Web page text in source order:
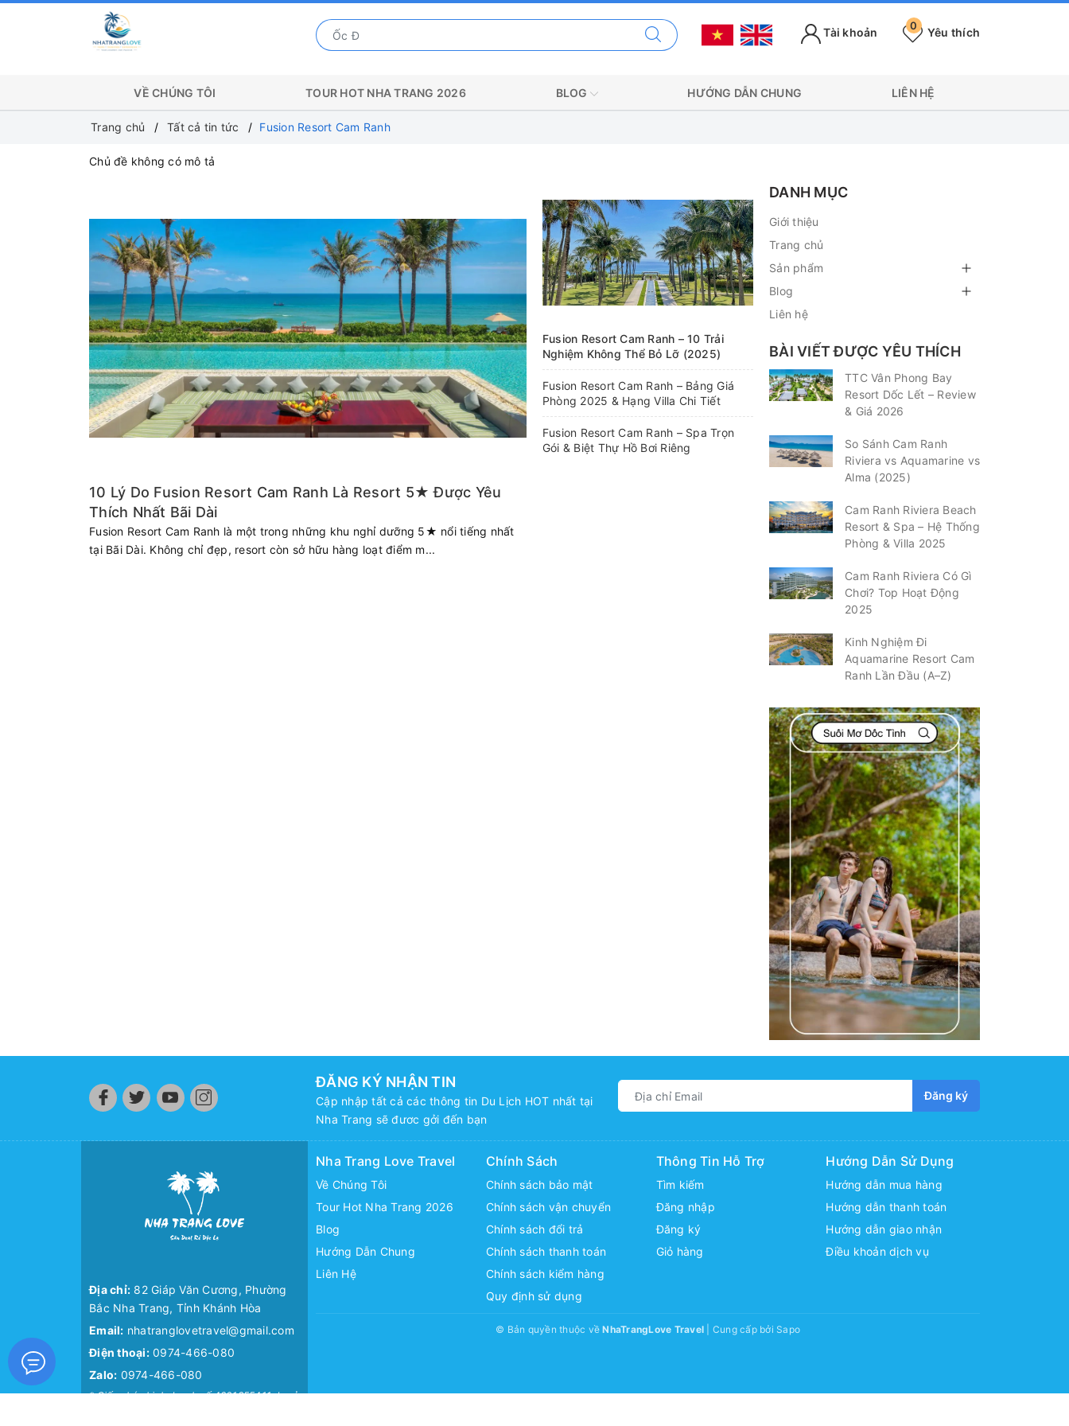
Yêu thích
0
Tài khoản
VỀ CHÚNG TÔI TOUR HOT NHA TRANG 2026 BLOG HƯỚNG DẪN CHUNG LIÊN HỆ
Trang chủ Tất cả tin tức Fusion Resort Cam Ranh
Chủ đề không có mô tả
10 Lý Do Fusion Resort Cam Ranh Là Resort 5★ Được Yêu
Thích Nhất Bãi Dài
Fusion Resort Cam Ranh là một trong những khu nghỉ dưỡng 5★ nổi tiếng nhất
tại Bãi Dài. Không chỉ đẹp, resort còn sở hữu hàng loạt điểm m...
Fusion Resort Cam Ranh – 10 Trải
Nghiệm Không Thể Bỏ Lỡ (2025)
Fusion Resort Cam Ranh – Bảng Giá
Phòng 2025 & Hạng Villa Chi Tiết
Fusion Resort Cam Ranh – Spa Trọn
Gói & Biệt Thự Hồ Bơi Riêng
DANH MỤC
Giới thiệu
Trang chủ
Sản phẩm
Blog
Liên hệ
BÀI VIẾT ĐƯỢC YÊU THÍCH
TTC Vân Phong Bay
Resort Dốc Lết – Review
& Giá 2026
So Sánh Cam Ranh
Riviera vs Aquamarine vs
Alma (2025)
Cam Ranh Riviera Beach
Resort & Spa – Hệ Thống
Phòng & Villa 2025
Cam Ranh Riviera Có Gì
Chơi? Top Hoạt Động
2025
Kinh Nghiệm Đi
Aquamarine Resort Cam
Ranh Lần Đầu (A–Z)
ĐĂNG KÝ NHẬN TIN
Cập nhập tất cả các thông tin Du Lịch HOT nhất tại
Nha Trang sẽ đươc gởi đến bạn
Đăng ký
Địa chỉ: 82 Giáp Văn Cương, Phường
Bắc Nha Trang, Tỉnh Khánh Hòa
Email: nhatranglovetravel@gmail.com
Điện thoại: 0974-466-080
Zalo: 0974-466-080
* Giấy phép kinh doanh số 4201855411 do sở
Nha Trang Love Travel
Về Chúng Tôi
Tour Hot Nha Trang 2026
Blog
Hướng Dẫn Chung
Liên Hệ
Chính Sách
Chính sách bảo mật
Chính sách vận chuyển
Chính sách đổi trả
Chính sách thanh toán
Chính sách kiểm hàng
Quy định sử dụng
Thông Tin Hỗ Trợ
Tìm kiếm
Đăng nhập
Đăng ký
Giỏ hàng
Hướng Dẫn Sử Dụng
Hướng dẫn mua hàng
Hướng dẫn thanh toán
Hướng dẫn giao nhận
Điều khoản dịch vụ
© Bản quyền thuộc vềNhaTrangLove Travel Cung cấp bởi Sapo